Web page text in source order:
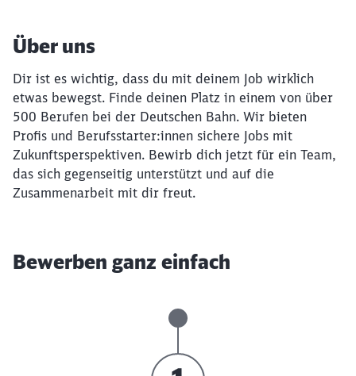
Über uns
Dir ist es wichtig, dass du mit deinem Job wirklich
etwas bewegst. Finde deinen Platz in einem von über
500 Berufen bei der Deutschen Bahn. Wir bieten
Profis und Berufsstarter:innen sichere Jobs mit
Zukunftsperspektiven. Bewirb dich jetzt für ein Team,
das sich gegenseitig unterstützt und auf die
Zusammenarbeit mit dir freut.
Bewerben ganz einfach